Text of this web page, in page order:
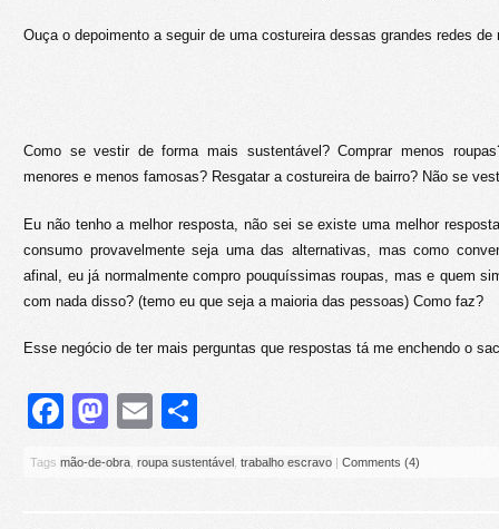
Ouça o depoimento a seguir de uma costureira dessas grandes redes
Como se vestir de forma mais sustentável? Comprar menos
menores e menos famosas? Resgatar a costureira de bairro? Não se
Eu não tenho a melhor resposta, não sei se existe uma melhor
consumo provavelmente seja uma das alternativas, mas como
afinal, eu já normalmente compro pouquíssimas roupas, mas e quem
com nada disso? (temo eu que seja a maioria das pessoas) Como faz?
Esse negócio de ter mais perguntas que respostas tá me enchendo o
Facebook
Mastodon
Email
Tags mão-de-obra roupa sustentável trabalho escravo | Comments (4)